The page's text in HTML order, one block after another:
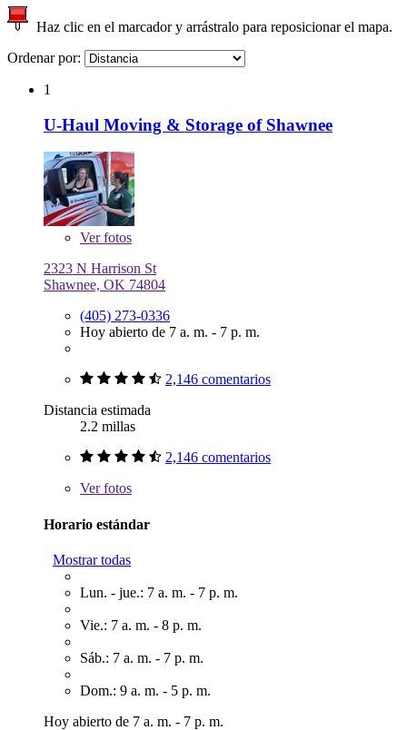
Haz clic en el marcador y arrástralo para reposicionar el mapa.
Ordenar por:
1
U-Haul Moving & Storage of Shawnee
Verfotos
2323 N Harrison St
Shawnee, OK 74804
(405) 273-0336
Hoy abierto de 7 a. m. - 7 p. m.
2,146 comentarios
Distancia estimada
2.2 millas
2,146 comentarios
Verfotos
Horario estándar
Mostrar todas
Lun. - jue.: 7 a. m. - 7 p. m.
Vie.: 7 a. m. - 8 p. m.
Sáb.: 7 a. m. - 7 p. m.
Dom.: 9 a. m. - 5 p. m.
Hoy abierto de 7 a. m. - 7 p. m.